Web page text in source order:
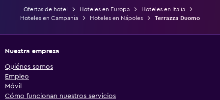
Ofertas de hotel Hoteles en Europa
Hoteles en Italia
Hoteles en Campania
Hoteles en Nápoles Terrazza Duomo
Nuestra empresa
Quiénes somos
Empleo
Móvil
Cómo funcionan nuestros servicios